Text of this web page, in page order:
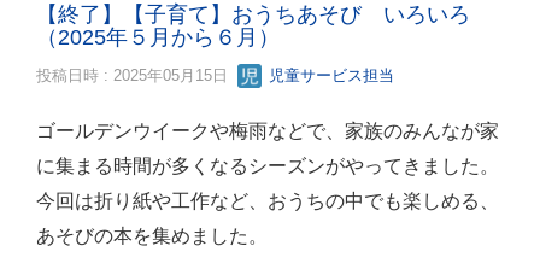
【終了】【子育て】おうちあそび いろいろ
（2025年５月から６月）
投稿日時 : 2025年05月15日 児童サービス担当
ゴールデンウイークや梅雨などで、家族のみんなが家
に集まる時間が多くなるシーズンがやってきました。
今回は折り紙や工作など、おうちの中でも楽しめる、
あそびの本を集めました。